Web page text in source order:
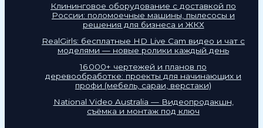
Клининговое оборудование с доставкой по
России: поломоечные машины, пылесосы и
решения для бизнеса и ЖКХ
RealGirls: бесплатные HD Live Cam видео и чат с
моделями — новые ролики каждый день
16 000+ чертежей и планов по
деревообработке: проекты для начинающих и
профи (мебель, сараи, верстаки)
National Video Australia — Видеопродакшн,
съёмка и монтаж под ключ